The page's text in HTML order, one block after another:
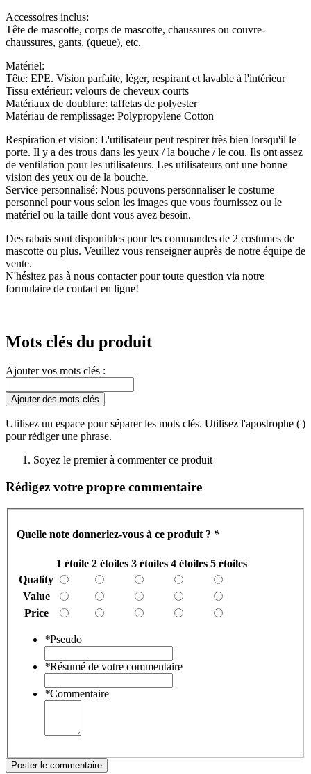
Accessoires inclus:
Tête de mascotte, corps de mascotte, chaussures ou couvre-
chaussures, gants, (queue), etc.
Matériel:
Tête: EPE. Vision parfaite, léger, respirant et lavable à l'intérieur
Tissu extérieur: velours de cheveux courts
Matériaux de doublure: taffetas de polyester
Matériau de remplissage: Polypropylene Cotton
Respiration et vision: L'utilisateur peut respirer très bien lorsqu'il le
porte. Il y a des trous dans les yeux / la bouche / le cou. Ils ont assez
de ventilation pour les utilisateurs. Les utilisateurs ont une bonne
vision des yeux ou de la bouche.
Service personnalisé: Nous pouvons personnaliser le costume
personnel pour vous selon les images que vous fournissez ou le
matériel ou la taille dont vous avez besoin.
Des rabais sont disponibles pour les commandes de 2 costumes de
mascotte ou plus. Veuillez vous renseigner auprès de notre équipe de
vente.
N'hésitez pas à nous contacter pour toute question via notre
formulaire de contact en ligne!
Mots clés du produit
Ajouter vos mots clés :
Ajouter des mots clés
Utilisez un espace pour séparer les mots clés. Utilisez l'apostrophe (')
pour rédiger une phrase.
Soyez le premier à commenter ce produit
Rédigez votre propre commentaire
Quelle note donneriez-vous à ce produit ? *
1 étoile 2 étoiles 3 étoiles 4 étoiles 5 étoiles
Quality
Value
Price
*Pseudo
*Résumé de votre commentaire
*Commentaire
Poster le commentaire